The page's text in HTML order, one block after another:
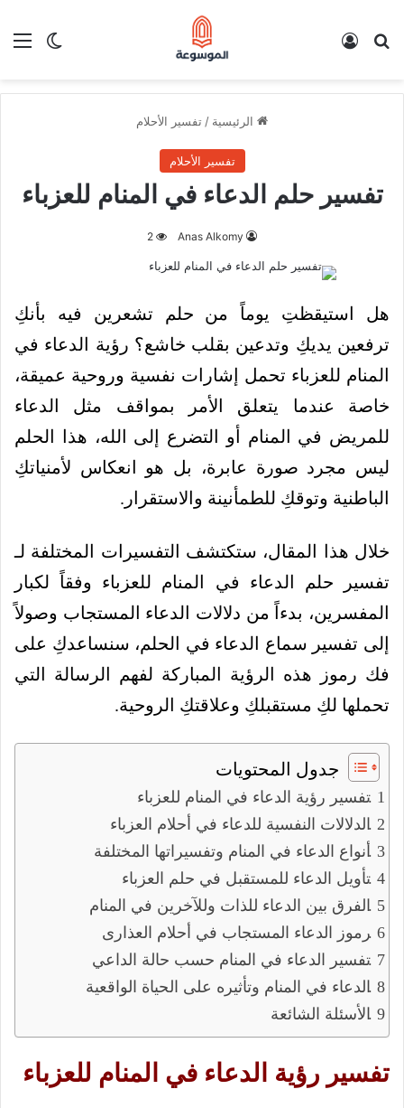
الوضع بحث عن
الرئيسية / تفسير الأحلام
تفسير الأحلام
تفسير حلم الدعاء في المنام للعزباء
Anas Alkomy
2
هل استيقظتِ يوماً من حلم تشعرين فيه بأنكِ
ترفعين يديكِ وتدعين بقلب خاشع؟ رؤية الدعاء في
المنام للعزباء تحمل إشارات نفسية وروحية عميقة،
خاصة عندما يتعلق الأمر بمواقف مثل الدعاء
للمريض في المنام أو التضرع إلى الله، هذا الحلم
ليس مجرد صورة عابرة، بل هو انعكاس لأمنياتكِ
الباطنية وتوقكِ للطمأنينة والاستقرار.
خلال هذا المقال، ستكتشف التفسيرات المختلفة لـ
تفسير حلم الدعاء في المنام للعزباء وفقاً لكبار
المفسرين، بدءاً من دلالات الدعاء المستجاب وصولاً
إلى تفسير سماع الدعاء في الحلم، سنساعدكِ على
فك رموز هذه الرؤية المباركة لفهم الرسالة التي
تحملها لكِ مستقبلكِ وعلاقتكِ الروحية.
جدول المحتويات
تفسير رؤية الدعاء في المنام للعزباء
الدلالات النفسية للدعاء في أحلام العزباء
أنواع الدعاء في المنام وتفسيراتها المختلفة
تأويل الدعاء للمستقبل في حلم العزباء
الفرق بين الدعاء للذات وللآخرين في المنام
رموز الدعاء المستجاب في أحلام العذارى
تفسير الدعاء في المنام حسب حالة الداعي
الدعاء في المنام وتأثيره على الحياة الواقعية
الأسئلة الشائعة
تفسير رؤية الدعاء في المنام للعزباء